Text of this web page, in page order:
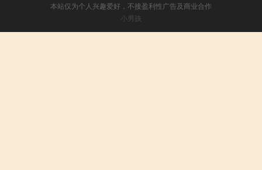
本站仅为个人兴趣爱好，不接盈利性广告及商业合作
小男孩